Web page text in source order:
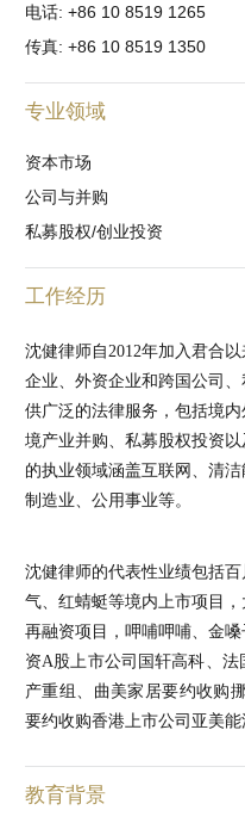
电话: +86 10 8519 1265
传真: +86 10 8519 1350
专业领域
资本市场
公司与并购
私募股权/创业投资
工作经历
沈健律师自2012年加入君合
企业、外资企业和跨国公司
供广泛的法律服务，包括境
境产业并购、私募股权投资
的执业领域涵盖互联网、清
制造业、公用事业等。
沈健律师的代表性业绩包括
气、红蜻蜓等境内上市项目
再融资项目，呷哺呷哺、金
资A股上市公司国轩高科、
产重组、曲美家居要约收购
要约收购香港上市公司亚美能
教育背景